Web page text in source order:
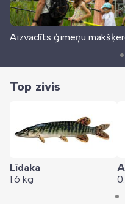
Aizvadīts ģimeņu
Top zivis
Līdaka
1.6 kg